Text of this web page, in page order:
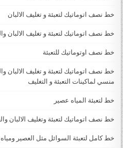
خط نصف اتوماتيك لتعبئة و تغليف الالبان
خط نصف اتوماتيك لتعبئة و تغليف الالبان
خط نصف اوتوماتيك للتعبئة
خط نصف اتوماتيك لتعبئة و تغليف
منسي لماكينات التعبئة و التغليف
خط لتعبئة المياه عصير
خط نصف اتوماتيك لتعبئة وتغليف الالبان
خط كامل لتعبئة السوائل مثل العصير